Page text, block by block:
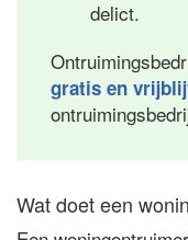
delict.
gratis en
Wat doet een